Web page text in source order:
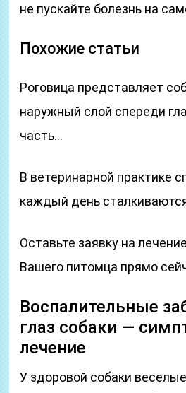
не пускайте болезнь на
Похожие статьи
Роговица представляет
наружный слой спереди
часть…
В ветеринарной практике
каждый день
Оставьте заявку на лечение
Вашего питомца прямо
Воспалительные
глаз собаки —
лечение
У здоровой собаки